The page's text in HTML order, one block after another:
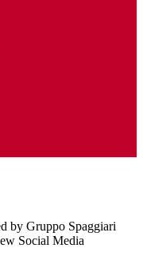
by Gruppo Spaggiari
Social Media